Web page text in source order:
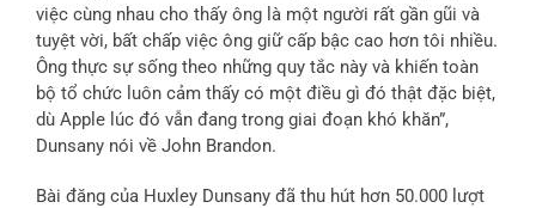
việc cùng nhau cho thấy ông là một người rất gần gũi và
tuyệt vời, bất chấp việc ông giữ cấp bậc cao hơn tôi nhiều.
Ông thực sự sống theo những quy tắc này và khiến toàn
bộ tổ chức luôn cảm thấy có một điều gì đó thật đặc biệt,
dù Apple lúc đó vẫn đang trong giai đoạn khó khăn”,
Dunsany nói về John Brandon.
Bài đăng của Huxley Dunsany đã thu hút hơn 50.000 lượt